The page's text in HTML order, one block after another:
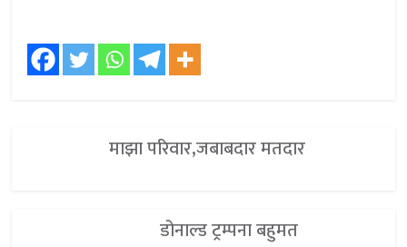
माझा परिवार,जबाबदार मतदार
डोनाल्ड ट्रम्पना बहुमत